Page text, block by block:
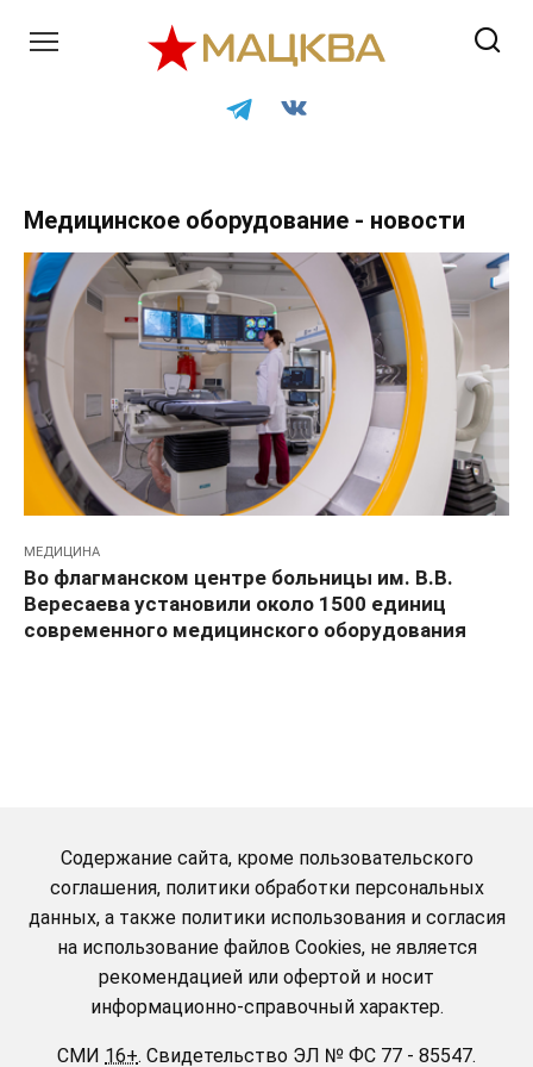
Медицинское оборудование - новости
МЕДИЦИНА
Во флагманском центре больницы им. В.В.
Вересаева установили около 1500 единиц
современного медицинского оборудования
Содержание сайта, кроме пользовательского
соглашения, политики обработки персональных
данных, а также политики использования и согласия
на использование файлов Cookies, не является
рекомендацией или офертой и носит
информационно-справочный характер.
СМИ 16+. Свидетельство ЭЛ № ФС 77 - 85547.